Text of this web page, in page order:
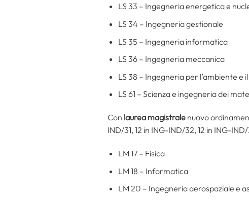
LS 33 – Ingegneria energetica e
LS 34 – Ingegneria gestionale
LS 35 – Ingegneria informatica
LS 36 – Ingegneria meccanica
LS 38 – Ingegneria per l’ambiente e
LS 61 – Scienza e ingegneria dei
Con laurea magistrale nuovo
IND/31, 12 in ING-IND/32, 12 in ING-
LM 17 – Fisica
LM 18 – Informatica
LM 20 – Ingegneria aerospaziale e